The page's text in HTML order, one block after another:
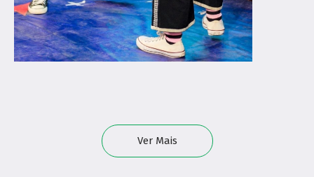
Ver Mais